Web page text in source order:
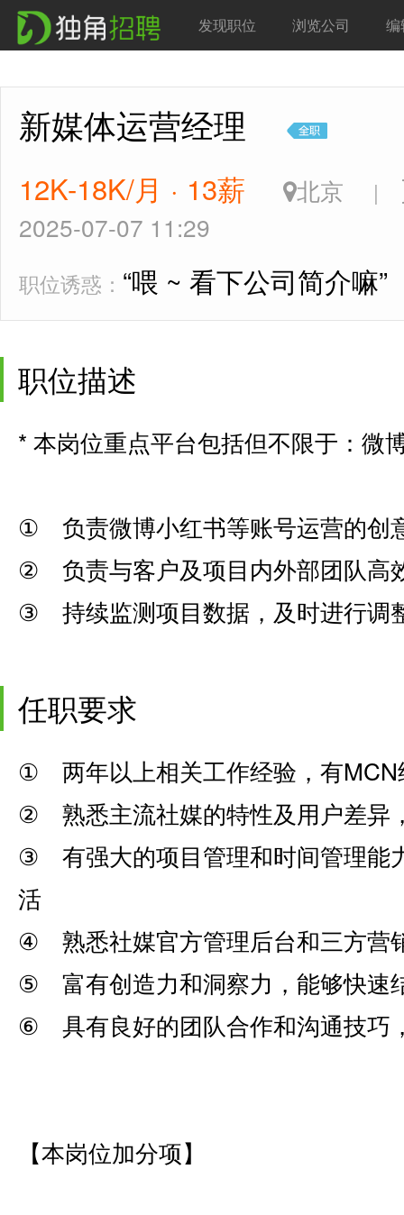
发现职位 浏览公司 编
新媒体运营经理
12K-18K/月 · 13薪 北京 |
2025-07-07 11:29
职位诱惑： “喂 ~ 看下公司简介嘛”
职位描述
* 本岗位重点平台包括但不限于：微
① 负责微博小红书等账号运营的创
② 负责与客户及项目内外部团队高
③ 持续监测项目数据，及时进行调
任职要求
① 两年以上相关工作经验，有MCN
② 熟悉主流社媒的特性及用户差异
③ 有强大的项目管理和时间管理能
活
④ 熟悉社媒官方管理后台和三方营
⑤ 富有创造力和洞察力，能够快速
⑥ 具有良好的团队合作和沟通技巧
【本岗位加分项】